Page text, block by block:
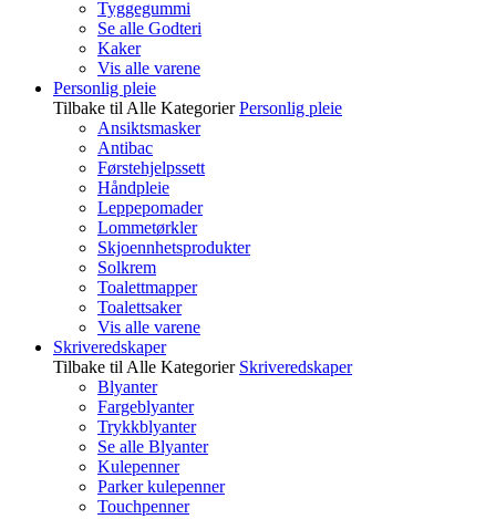
Tyggegummi
Se alle Godteri
Kaker
Vis alle varene
Personlig pleie
Tilbake til Alle Kategorier Personlig pleie
Ansiktsmasker
Antibac
Førstehjelpssett
Håndpleie
Leppepomader
Lommetørkler
Skjoennhetsprodukter
Solkrem
Toalettmapper
Toalettsaker
Vis alle varene
Skriveredskaper
Tilbake til Alle Kategorier Skriveredskaper
Blyanter
Fargeblyanter
Trykkblyanter
Se alle Blyanter
Kulepenner
Parker kulepenner
Touchpenner